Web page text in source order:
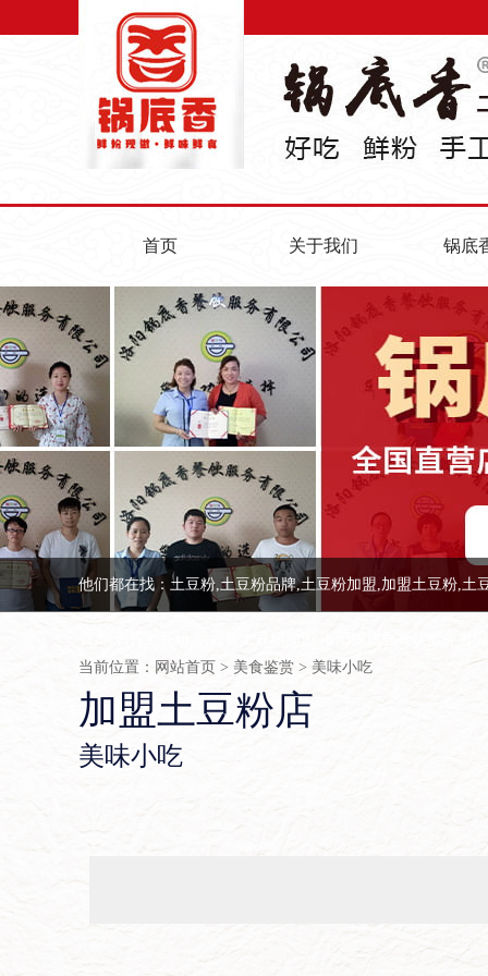
首页 关于我们 锅底
他们都在找：土豆粉,土豆粉品牌,土豆粉加盟,加盟土豆粉,
当前位置： 网站首页 > 美食鉴赏 > 美味小吃
加盟土豆粉店
美味小吃